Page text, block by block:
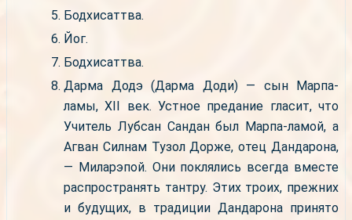
Бодхисаттва.
Йог.
Бодхисаттва.
Дарма Додэ (Дарма Доди) — сын Марпа-
ламы, XII век. Устное предание гласит, что
Учитель Лубсан Сандан был Марпа-ламой, а
Агван Силнам Тузол Дорже, отец Дандарона,
— Миларэпой. Они поклялись всегда вместе
распространять тантру. Этих троих, прежних
и будущих, в традиции Дандарона принято